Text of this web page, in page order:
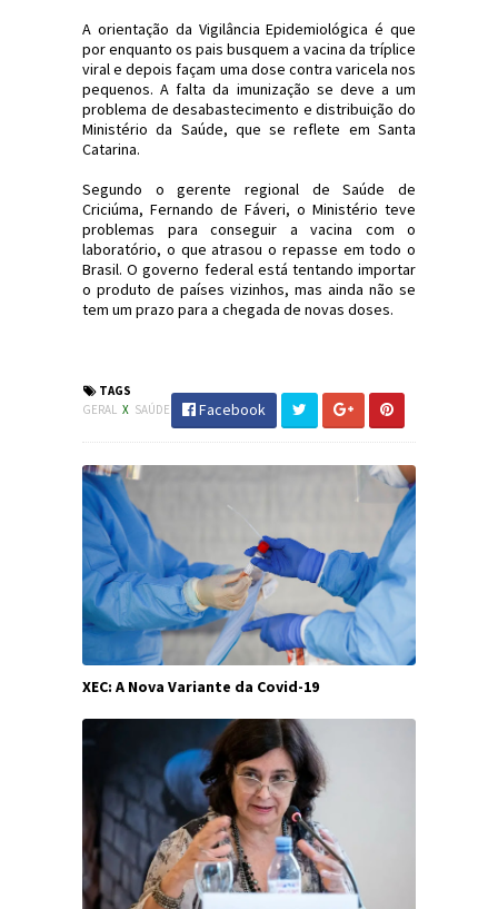
A orientação da Vigilância Epidemiológica é que
por enquanto os pais busquem a vacina da tríplice
viral e depois façam uma dose contra varicela nos
pequenos. A falta da imunização se deve a um
problema de desabastecimento e distribuição do
Ministério da Saúde, que se reflete em Santa
Catarina.
Segundo o gerente regional de Saúde de
Criciúma, Fernando de Fáveri, o Ministério teve
problemas para conseguir a vacina com o
laboratório, o que atrasou o repasse em todo o
Brasil. O governo federal está tentando importar
o produto de países vizinhos, mas ainda não se
tem um prazo para a chegada de novas doses.
TAGS
GERAL X SAÚDE Facebook
XEC: A Nova Variante da Covid-19